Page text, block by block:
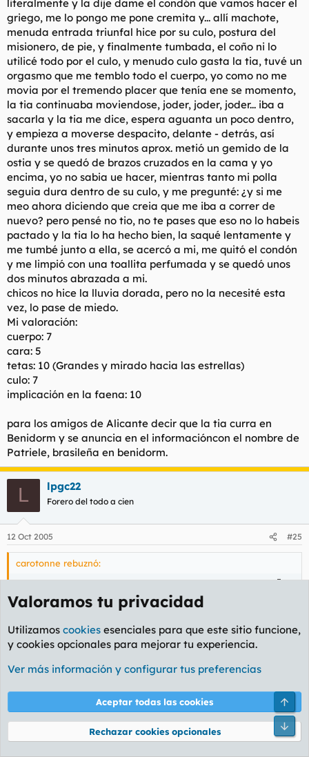
literalmente y la dije dame el condón que vamos hacer el
griego, me lo pongo me pone cremita y... allí machote,
menuda entrada triunfal hice por su culo, postura del
misionero, de pie, y finalmente tumbada, el coño ni lo
utilicé todo por el culo, y menudo culo gasta la tia, tuvé un
orgasmo que me temblo todo el cuerpo, yo como no me
movia por el tremendo placer que tenía ene se momento,
la tia continuaba moviendose, joder, joder, joder... iba a
sacarla y la tia me dice, espera aguanta un poco dentro,
y empieza a moverse despacito, delante - detrás, así
durante unos tres minutos aprox. metió un gemido de la
ostia y se quedó de brazos cruzados en la cama y yo
encima, yo no sabia ue hacer, mientras tanto mi polla
seguia dura dentro de su culo, y me pregunté: ¿y si me
meo ahora diciendo que creia que me iba a correr de
nuevo? pero pensé no tio, no te pases que eso no lo habeis
pactado y la tia lo ha hecho bien, la saqué lentamente y
me tumbé junto a ella, se acercó a mi, me quitó el condón
y me limpió con una toallita perfumada y se quedó unos
dos minutos abrazada a mi.
chicos no hice la lluvia dorada, pero no la necesité esta
vez, lo pase de miedo.
Mi valoración:
cuerpo: 7
cara: 5
tetas: 10 (Grandes y mirado hacia las estrellas)
culo: 7
implicación en la faena: 10
para los amigos de Alicante decir que la tia curra en
Benidorm y se anuncia en el informacióncon el nombre de
Patriele, brasileña en benidorm.
L lpgc22
Forero del todo a cien
12 Oct 2005 #25
carotonne rebuznó:
Valoramos tu privacidad
Utilizamos cookies esenciales para que este sitio funcione,
y cookies opcionales para mejorar tu experiencia.
Ver más información y configurar tus preferencias
Aceptar todas las cookies
Rechazar cookies opcionales
Pie